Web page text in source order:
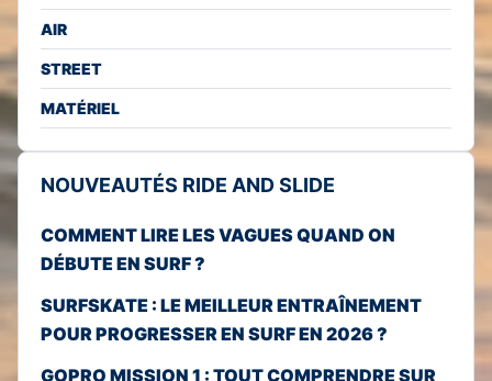
AIR
STREET
MATÉRIEL
NOUVEAUTÉS RIDE AND SLIDE
COMMENT LIRE LES VAGUES QUAND ON
DÉBUTE EN SURF ?
SURFSKATE : LE MEILLEUR ENTRAÎNEMENT
POUR PROGRESSER EN SURF EN 2026 ?
GOPRO MISSION 1 : TOUT COMPRENDRE SUR